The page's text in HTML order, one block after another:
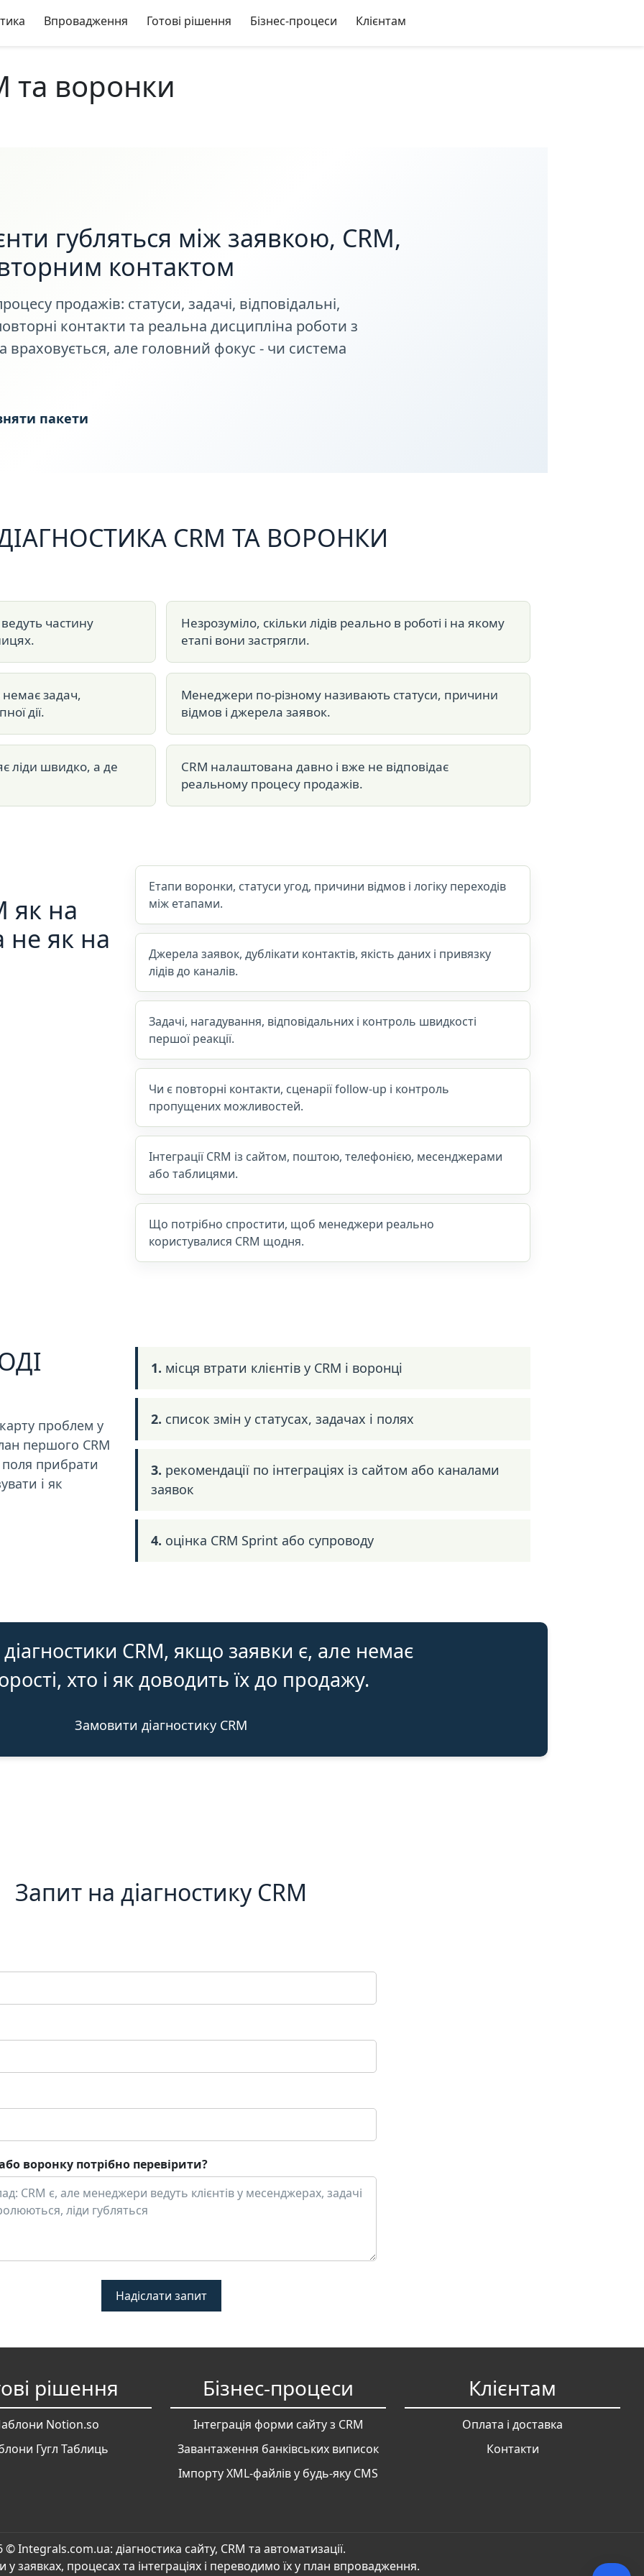
Впровадження Готові рішення Бізнес-процеси Клієнтам
та воронки
губляться між заявкою, CRM,
контактом
продажів: статуси, задачі, відповідальні,
контакти та реальна дисципліна роботи з
враховується, але головний фокус - чи система
пакети
CRM ТА ВОРОНКИ
частину
Незрозуміло, скільки лідів реально в роботі і на якому
етапі вони застрягли.
задач,
дії.
Менеджери по-різному називають статуси, причини
відмов і джерела заявок.
ліди швидко, а де
CRM налаштована давно і вже не відповідає
реальному процесу продажів.
як на
не як на
Етапи воронки, статуси угод, причини відмов і логіку переходів
між етапами.
Джерела заявок, дублікати контактів, якість даних і привязку
лідів до каналів.
Задачі, нагадування, відповідальних і контроль швидкості
першої реакції.
Чи є повторні контакти, сценарії follow-up і контроль
пропущених можливостей.
Інтеграції CRM із сайтом, поштою, телефонією, месенджерами
або таблицями.
Що потрібно спростити, щоб менеджери реально
користувалися CRM щодня.
проблем у
першого CRM
прибрати
і як
1. місця втрати клієнтів у CRM і воронці
2. список змін у статусах, задачах і полях
3. рекомендації по інтеграціях із сайтом або каналами
заявок
4. оцінка CRM Sprint або супроводу
CRM, якщо заявки є, але немає
хто і як доводить їх до продажу.
Замовити діагностику CRM
Запит на діагностику CRM
воронку потрібно перевірити?
Надіслати запит
рішення
Notion.so
Гугл Таблиць
Бізнес-процеси
Інтеграція форми сайту з CRM
Завантаження банківських виписок
Імпорту XML-файлів у будь-яку CMS
Клієнтам
Оплата і доставка
Контакти
© Integrals.com.ua: діагностика сайту, CRM та автоматизації.
заявках, процесах та інтеграціях і переводимо їх у план впровадження.